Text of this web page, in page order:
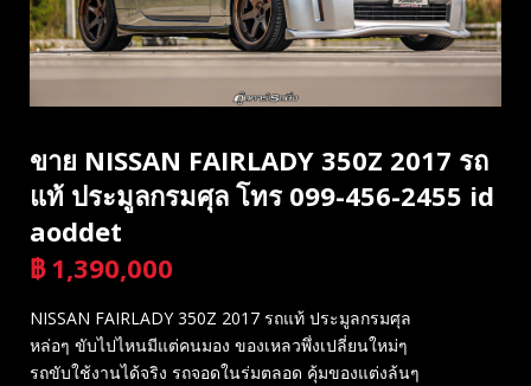
ขาย NISSAN FAIRLADY 350Z 2017 รถ
แท้ ประมูลกรมศุล โทร 099-456-2455 id
aoddet
฿ 1,390,000
NISSAN FAIRLADY 350Z 2017 รถแท้ ประมูลกรมศุล
หล่อๆ ขับไปไหนมีแต่คนมอง ของเหลวพึ่งเปลี่ยนใหม่ๆ
รถขับใช้งานได้จริง รถจอดในร่มตลอด คุ้มของแต่งล้นๆ